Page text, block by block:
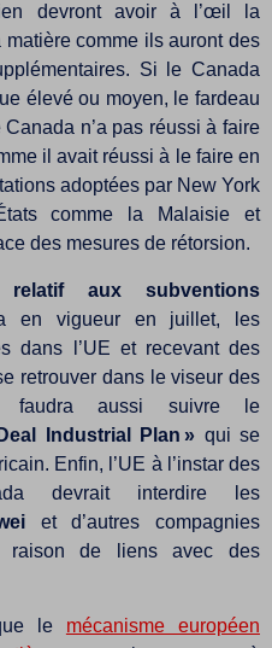
devront avoir à l’œil la
comme ils auront des
Si le Canada
élevé ou moyen, le fardeau
n’a pas réussi à faire
il avait réussi à le faire en
adoptées par New York
comme la Malaisie et
des mesures de rétorsion.
relatif aux subventions
en vigueur en juillet, les
dans l’UE et recevant des
retrouver dans le viseur des
faudra aussi suivre le
Industrial Plan » qui se
Enfin, l’UE à l’instar des
devrait interdire les
et d’autres compagnies
raison de liens avec des
le mécanisme européen